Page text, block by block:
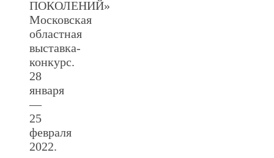
ПОКОЛЕНИЙ»
Московская
областная
выставка-
конкурс.
28
января
—
25
февраля
2022.